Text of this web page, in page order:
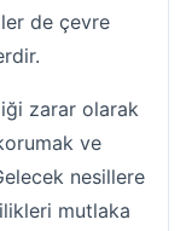
de çevre
zarar olarak
ve
nesillere
mutlaka